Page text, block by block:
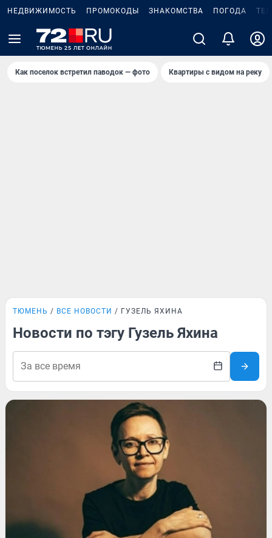
НЕДВИЖИМОСТЬ ПРОМОКОДЫ ЗНАКОМСТВА ПОГОДА
Как поселок встретил паводок — фото Квартиры с видом на реку
ТЮМЕНЬ ВСЕ НОВОСТИ ГУЗЕЛЬ ЯХИНА
Новости по тэгу Гузель Яхина